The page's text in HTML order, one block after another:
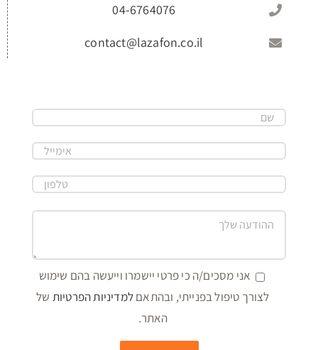
04-6764076
contact@lazafon.co.il
אני מסכים/ה כי פרטי יישמרו וייעשה בהם שימוש
לצורך טיפול בפנייתי, ובהתאםלמדיניות הפרטיות של
האתר.